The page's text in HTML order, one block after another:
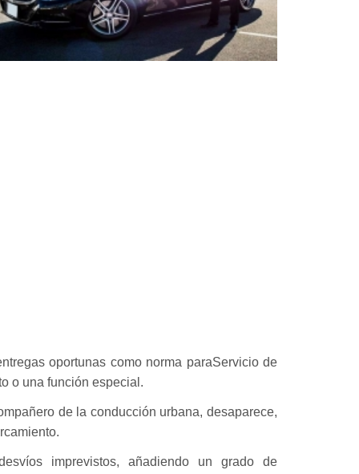
oportunas como norma paraServicio de
o una función especial.
de la conducción urbana, desaparece,
imprevistos, añadiendo un grado de